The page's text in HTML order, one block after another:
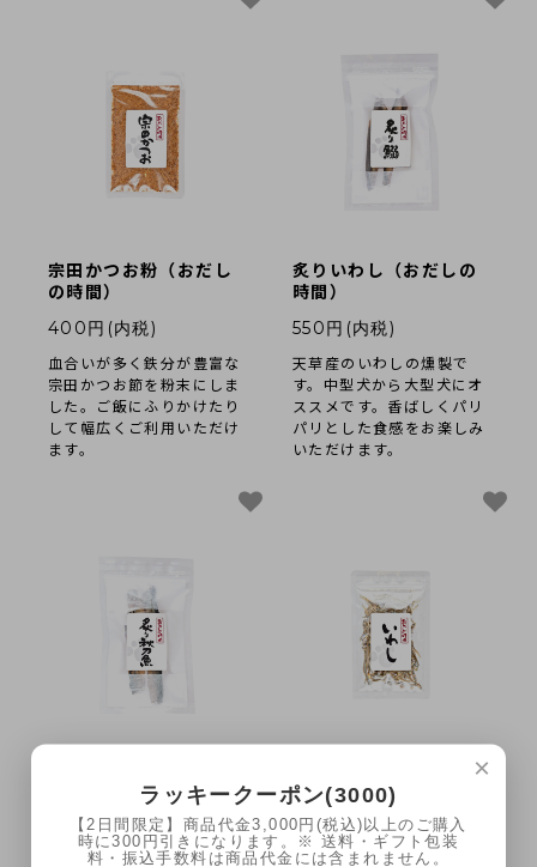
宗田かつお粉（おだし
の時間）
400円(内税)
血合いが多く鉄分が豊富な
宗田かつお節を粉末にしま
した。ご飯にふりかけたり
して幅広くご利用いただけ
ます。
炙りいわし（おだしの
時間）
550円(内税)
天草産のいわしの燻製で
す。中型犬から大型犬にオ
ススメです。香ばしくパリ
パリとした食感をお楽しみ
いただけます。
550円(内税)
無塩煮干し（おだしの
時間）
SOLD OUT
×
ラッキークーポン(3000)
【2日間限定】商品代金3,000円(税込)以上のご購入
時に300円引きになります。※ 送料・ギフト包装
料・振込手数料は商品代金には含まれません。